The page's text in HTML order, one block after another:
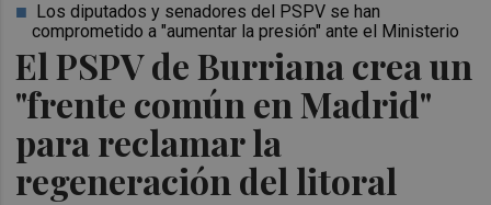
El PSPV de Burriana crea un
"frente común en Madrid"
para reclamar la
regeneración del litoral
Los diputados y senadores del PSPV se han
comprometido a "aumentar la presión" ante el Ministerio